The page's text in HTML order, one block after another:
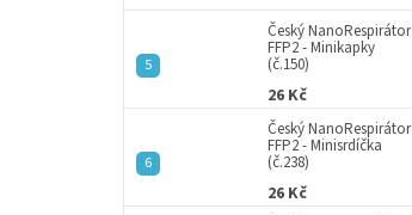
Český NanoRespirátor
FFP2 - Minikapky
(č.150)
26 Kč
Český NanoRespirátor
FFP2 - Minisrdíčka
(č.238)
26 Kč